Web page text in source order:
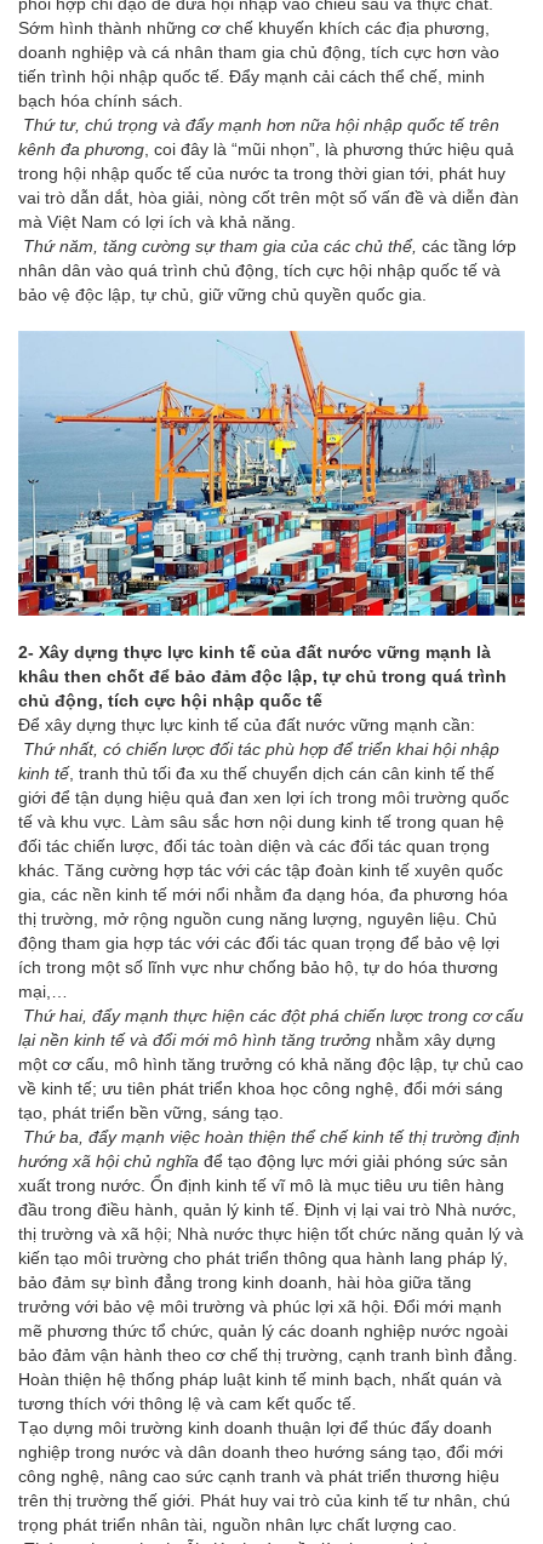
Sớm hình thành những cơ chế khuyến khích các địa phương,
doanh nghiệp và cá nhân tham gia chủ động, tích cực hơn vào
tiến trình hội nhập quốc tế. Đẩy mạnh cải cách thể chế, minh
bạch hóa chính sách.
Thứ tư, chú trọng và đẩy mạnh hơn nữa hội nhập quốc tế trên
kênh đa phương , coi đây là “mũi nhọn”, là phương thức hiệu quả
trong hội nhập quốc tế của nước ta trong thời gian tới, phát huy
vai trò dẫn dắt, hòa giải, nòng cốt trên một số vấn đề và diễn đàn
mà Việt Nam có lợi ích và khả năng.
Thứ năm, tăng cường sự tham gia của các chủ thể, các tầng lớp
nhân dân vào quá trình chủ động, tích cực hội nhập quốc tế và
bảo vệ độc lập, tự chủ, giữ vững chủ quyền quốc gia.
2- Xây dựng thực lực kinh tế của đất nước vững mạnh là
khâu then chốt để bảo đảm độc lập, tự chủ trong quá trình
chủ động, tích cực hội nhập quốc tế
Để xây dựng thực lực kinh tế của đất nước vững mạnh cần:
Thứ nhất, có chiến lược đối tác phù hợp để triển khai hội nhập
kinh tế, tranh thủ tối đa xu thế chuyển dịch cán cân kinh tế thế
giới để tận dụng hiệu quả đan xen lợi ích trong môi trường quốc
tế và khu vực. Làm sâu sắc hơn nội dung kinh tế trong quan hệ
đối tác chiến lược, đối tác toàn diện và các đối tác quan trọng
khác. Tăng cường hợp tác với các tập đoàn kinh tế xuyên quốc
gia, các nền kinh tế mới nổi nhằm đa dạng hóa, đa phương hóa
thị trường, mở rộng nguồn cung năng lượng, nguyên liệu. Chủ
động tham gia hợp tác với các đối tác quan trọng để bảo vệ lợi
ích trong một số lĩnh vực như chống bảo hộ, tự do hóa thương
mại,…
Thứ hai, đẩy mạnh thực hiện các đột phá chiến lược trong cơ cấu
lại nền kinh tế và đổi mới mô hình tăng trưởng nhằm xây dựng
một cơ cấu, mô hình tăng trưởng có khả năng độc lập, tự chủ cao
về kinh tế; ưu tiên phát triển khoa học công nghệ, đổi mới sáng
tạo, phát triển bền vững, sáng tạo.
Thứ ba, đẩy mạnh việc hoàn thiện thể chế kinh tế thị trường định
hướng xã hội chủ nghĩa để tạo động lực mới giải phóng sức sản
xuất trong nước. Ổn định kinh tế vĩ mô là mục tiêu ưu tiên hàng
đầu trong điều hành, quản lý kinh tế. Định vị lại vai trò Nhà nước,
thị trường và xã hội; Nhà nước thực hiện tốt chức năng quản lý và
kiến tạo môi trường cho phát triển thông qua hành lang pháp lý,
bảo đảm sự bình đẳng trong kinh doanh, hài hòa giữa tăng
trưởng với bảo vệ môi trường và phúc lợi xã hội. Đổi mới mạnh
mẽ phương thức tổ chức, quản lý các doanh nghiệp nước ngoài
bảo đảm vận hành theo cơ chế thị trường, cạnh tranh bình đẳng.
Hoàn thiện hệ thống pháp luật kinh tế minh bạch, nhất quán và
tương thích với thông lệ và cam kết quốc tế.
Tạo dựng môi trường kinh doanh thuận lợi để thúc đẩy doanh
nghiệp trong nước và dân doanh theo hướng sáng tạo, đổi mới
công nghệ, nâng cao sức cạnh tranh và phát triển thương hiệu
trên thị trường thế giới. Phát huy vai trò của kinh tế tư nhân, chú
trọng phát triển nhân tài, nguồn nhân lực chất lượng cao.